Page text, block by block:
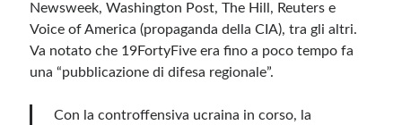
Newsweek, Washington Post, The Hill, Reuters e
Voice of America (propaganda della CIA), tra gli altri.
Va notato che 19FortyFive era fino a poco tempo fa
una “pubblicazione di difesa regionale”.
Con la controffensiva ucraina in corso, la